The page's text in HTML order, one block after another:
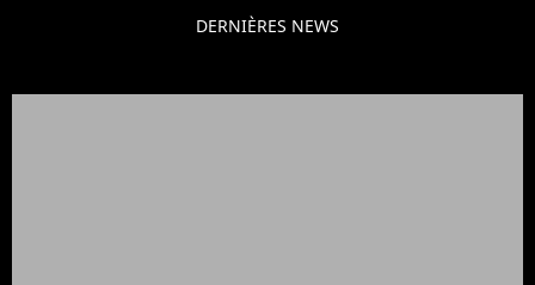
DERNIÈRES NEWS